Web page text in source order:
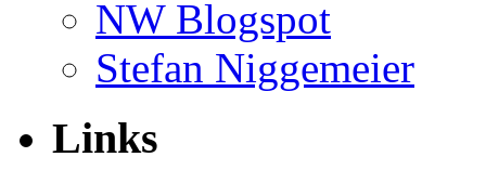
NW Blogspot
Stefan Niggemeier
Links